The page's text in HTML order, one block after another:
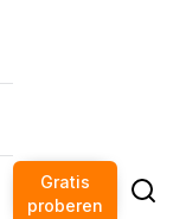
Gratis
proberen